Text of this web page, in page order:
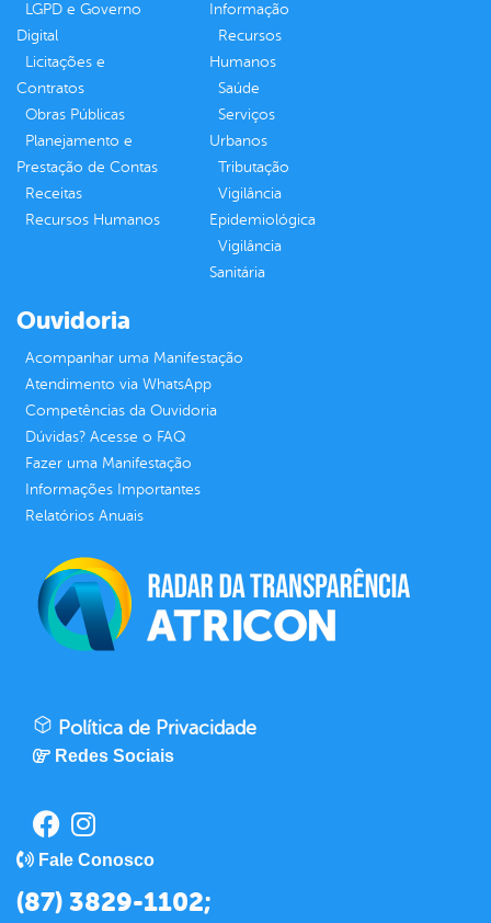
LGPD e Governo
Digital
Licitações e
Contratos
Obras Públicas
Planejamento e
Prestação de Contas
Receitas
Recursos Humanos
Informação
Recursos
Humanos
Saúde
Serviços
Urbanos
Tributação
Vigilância
Epidemiológica
Vigilância
Sanitária
Ouvidoria
Acompanhar uma Manifestação
Atendimento via WhatsApp
Competências da Ouvidoria
Dúvidas? Acesse o FAQ
Fazer uma Manifestação
Informações Importantes
Relatórios Anuais
Política de Privacidade
Redes Sociais
Fale Conosco
(87) 3829-1102;